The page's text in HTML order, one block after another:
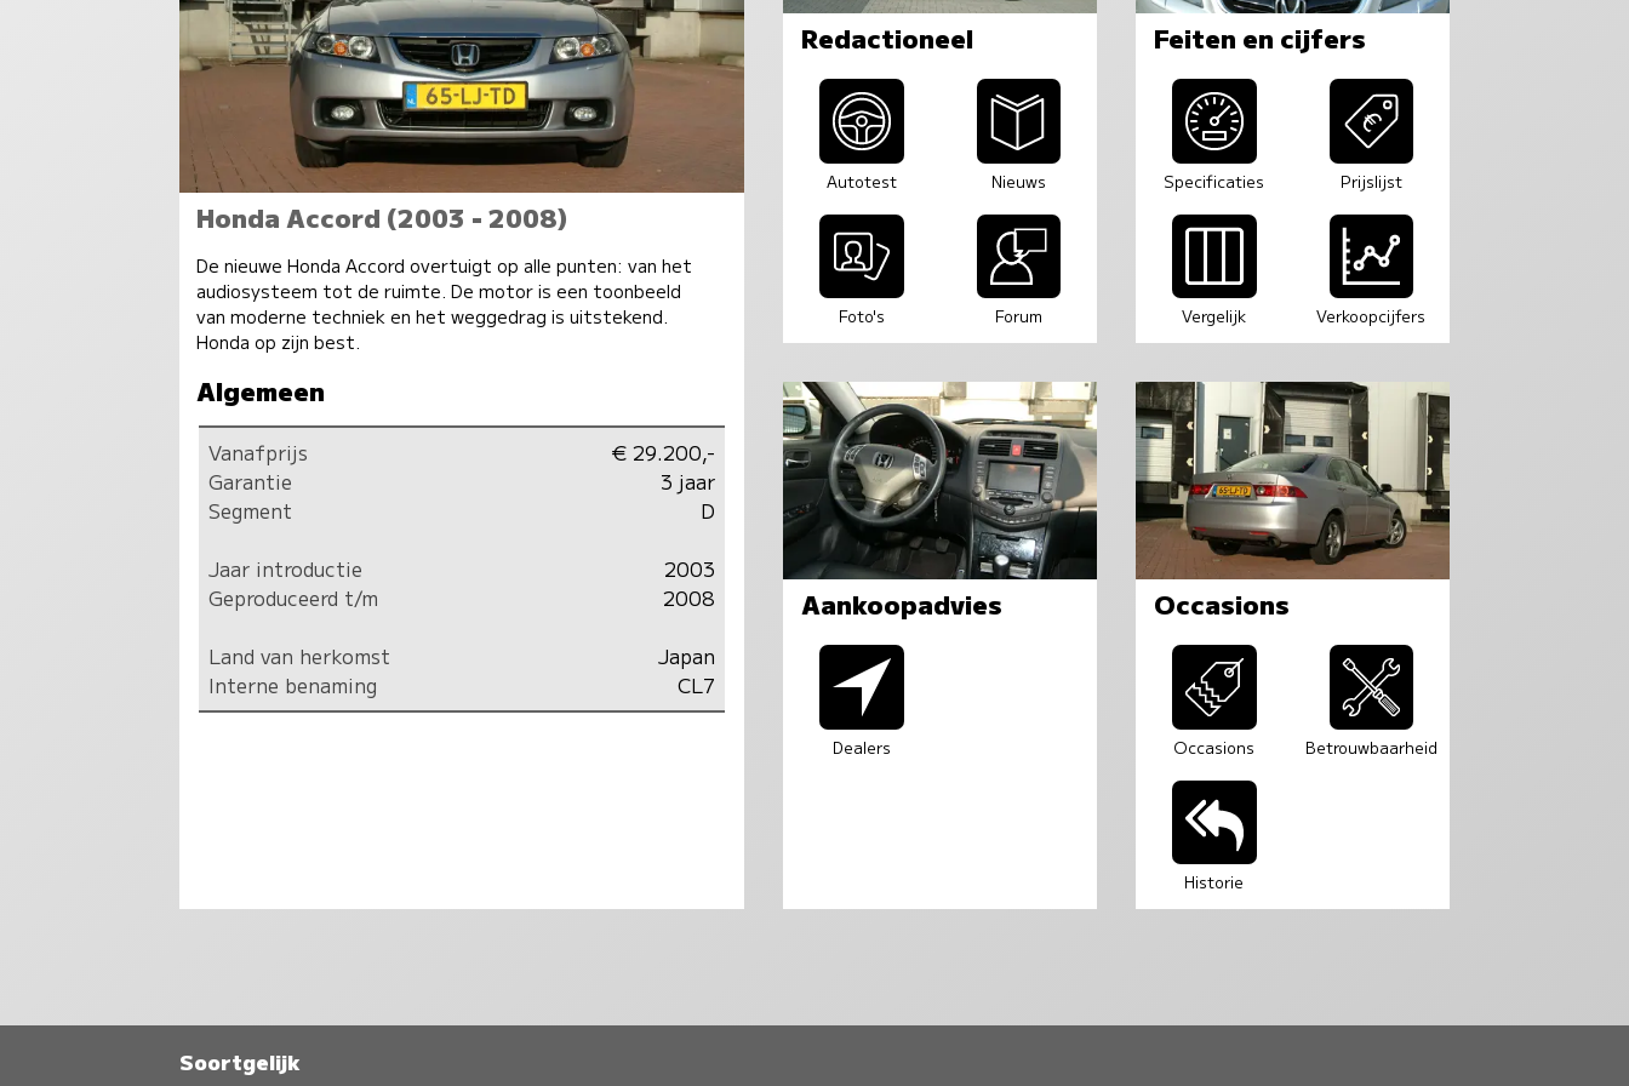
Honda Accord (2003 - 2008)
De nieuwe Honda Accord overtuigt op alle punten: van het
audiosysteem tot de ruimte. De motor is een toonbeeld
van moderne techniek en het weggedrag is uitstekend.
Honda op zijn best.
Algemeen
Vanafprijs
€ 29.200,-
Garantie
3 jaar
Segment
D
Jaar introductie
2003
Geproduceerd t/m
2008
Land van herkomst
Japan
Interne benaming
CL7
Redactioneel
Autotest Nieuws
Foto's Forum
Feiten en cijfers
Specificaties Prijslijst
Vergelijk Verkoopcijfers
Aankoopadvies
Dealers
Occasions
Occasions Betrouwbaarheid
Historie
Soortgelijk